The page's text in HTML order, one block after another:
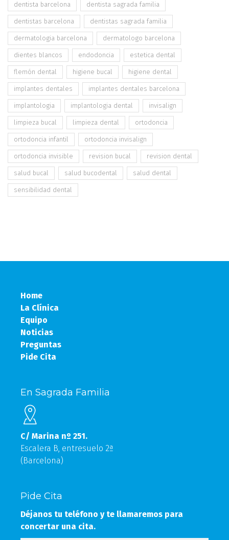
dentista barcelona dentista sagrada familia
dentistas barcelona dentistas sagrada familia
dermatologia barcelona dermatologo barcelona
dientes blancos endodoncia estetica dental
flemón dental higiene bucal higiene dental
implantes dentales implantes dentales barcelona
implantologia implantologia dental invisalign
limpieza bucal limpieza dental ortodoncia
ortodoncia infantil ortodoncia invisalign
ortodoncia invisible revision bucal revision dental
salud bucal salud bucodental salud dental
sensibilidad dental
Home
La Clínica
Equipo
Noticias
Preguntas
Pide Cita
En Sagrada Familia
C/ Marina nº 251.
Escalera B, entresuelo 2ª
(Barcelona)
Pide Cita
Déjanos tu teléfono y te llamaremos para
concertar una cita.